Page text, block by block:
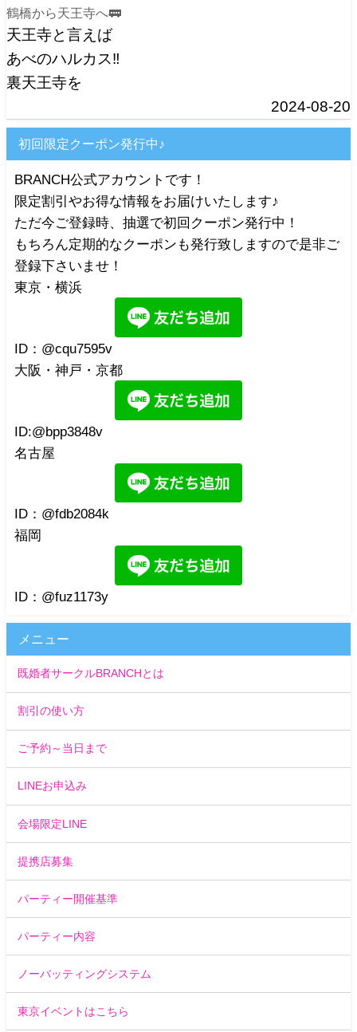
鶴橋から天王寺へ🚃
天王寺と言えば
あべのハルカス‼️
裏天王寺を
2024-08-20
初回限定クーポン発行中♪
BRANCH公式アカウントです！
限定割引やお得な情報をお届けいたします♪
ただ今ご登録時、抽選で初回クーポン発行中！
もちろん定期的なクーポンも発行致しますので是非ご
登録下さいませ！
東京・横浜
ID：@cqu7595v
大阪・神戸・京都
ID:@bpp3848v
名古屋
ID：@fdb2084k
福岡
ID：@fuz1173y
メニュー
既婚者サークルBRANCHとは
割引の使い方
ご予約～当日まで
LINEお申込み
会場限定LINE
提携店募集
パーティー開催基準
パーティー内容
ノーバッティングシステム
東京イベントはこちら